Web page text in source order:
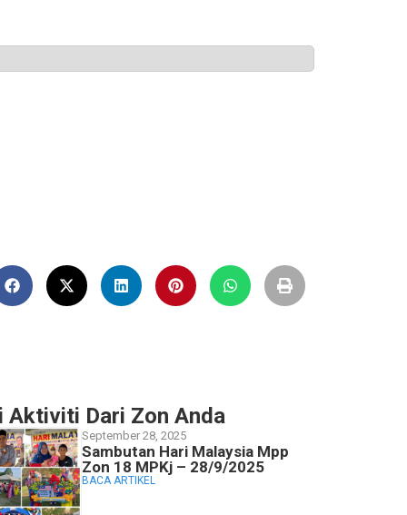
Aktiviti Dari Zon Anda
September 28, 2025
Sambutan Hari Malaysia Mpp
Zon 18 MPKj – 28/9/2025
BACA ARTIKEL